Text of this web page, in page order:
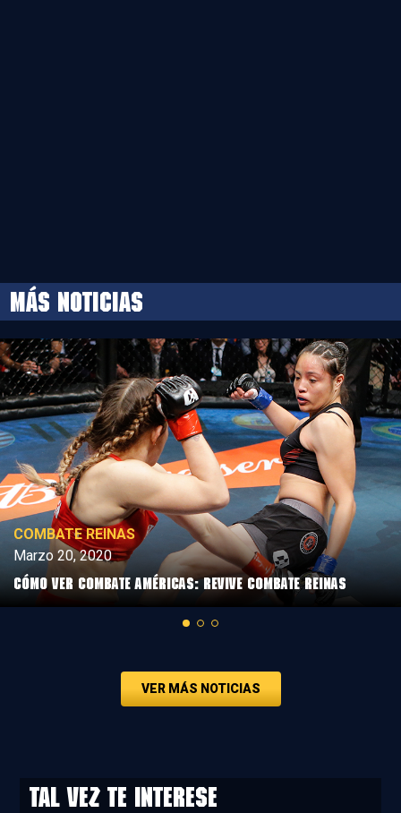
MÁS NOTICIAS
COMBATE REINAS
Marzo 20, 2020
Cómo ver Combate Américas: Revive Combate Reinas
VER MÁS NOTICIAS
Tal vez te interese